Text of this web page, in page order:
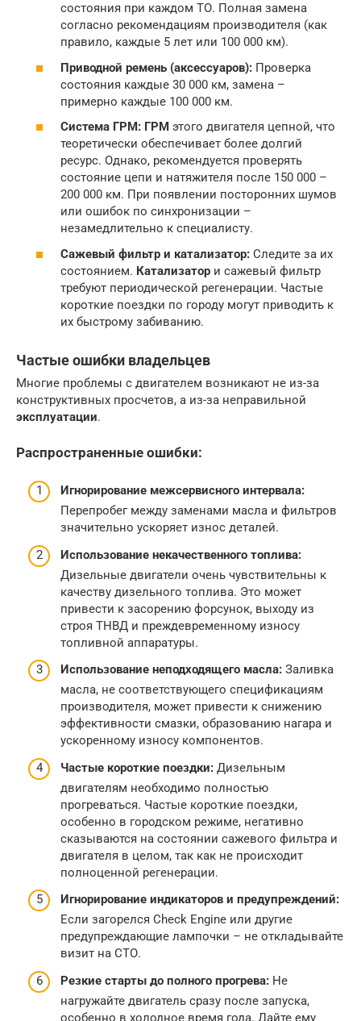
состояния при каждом ТО. Полная замена
согласно рекомендациям производителя (как
правило, каждые 5 лет или 100 000 км).
Приводной ремень (аксессуаров): Проверка
состояния каждые 30 000 км, замена –
примерно каждые 100 000 км.
Система ГРМ: ГРМ этого двигателя цепной, что
теоретически обеспечивает более долгий
ресурс. Однако, рекомендуется проверять
состояние цепи и натяжителя после 150 000 –
200 000 км. При появлении посторонних шумов
или ошибок по синхронизации –
незамедлительно к специалисту.
Сажевый фильтр и катализатор: Следите за их
состоянием. Катализатор и сажевый фильтр
требуют периодической регенерации. Частые
короткие поездки по городу могут приводить к
их быстрому забиванию.
Частые ошибки владельцев
Многие проблемы с двигателем возникают не из-за
конструктивных просчетов, а из-за неправильной
эксплуатации.
Распространенные ошибки:
Игнорирование межсервисного интервала:
Перепробег между заменами масла и фильтров
значительно ускоряет износ деталей.
Использование некачественного топлива:
Дизельные двигатели очень чувствительны к
качеству дизельного топлива. Это может
привести к засорению форсунок, выходу из
строя ТНВД и преждевременному износу
топливной аппаратуры.
Использование неподходящего масла: Заливка
масла, не соответствующего спецификациям
производителя, может привести к снижению
эффективности смазки, образованию нагара и
ускоренному износу компонентов.
Частые короткие поездки: Дизельным
двигателям необходимо полностью
прогреваться. Частые короткие поездки,
особенно в городском режиме, негативно
сказываются на состоянии сажевого фильтра и
двигателя в целом, так как не происходит
полноценной регенерации.
Игнорирование индикаторов и предупреждений:
Если загорелся Check Engine или другие
предупреждающие лампочки – не откладывайте
визит на СТО.
Резкие старты до полного прогрева: Не
нагружайте двигатель сразу после запуска,
особенно в холодное время года. Дайте ему